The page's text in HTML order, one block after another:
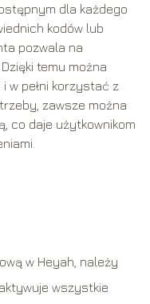
dla każdego
kodów lub
pozwala na
temu można
w pełni korzystać z
zawsze można
co daje użytkownikom
w Heyah, należy
wszystkie